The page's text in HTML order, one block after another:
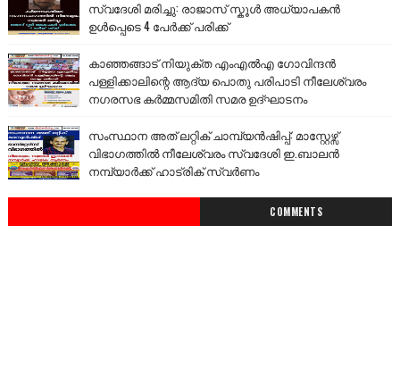
സ്വദേശി മരിച്ചു: രാജാസ് സ്കൂൾ അധ്യാപകൻ
ഉൾപ്പെടെ 4 പേർക്ക് പരിക്ക്
കാഞ്ഞങ്ങാട് നിയുക്ത എംഎൽഎ ഗോവിന്ദൻ
പള്ളിക്കാലിന്റെ ആദ്യ പൊതു പരിപാടി നീലേശ്വരം
നഗരസഭ കർമ്മസമിതി സമര ഉദ്ഘാടനം
സംസ്ഥാന അത് ലറ്റിക് ചാമ്പ്യൻഷിപ്പ്: മാസ്റ്റേഴ്സ്
വിഭാഗത്തിൽ നീലേശ്വരം സ്വദേശി ഇ.ബാലൻ
നമ്പ്യാർക്ക് ഹാട്രിക് സ്വർണം
COMMENTS